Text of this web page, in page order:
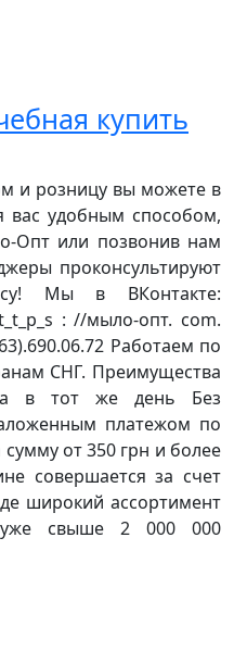
купить
и розницу вы можете в
удобным способом,
Опт или позвонив нам
проконсультируют
Мы в ВКонтакте:
: //мыло-опт. com.
Работаем по
СНГ. Преимущества
в тот же день Без
платежом по
от 350 грн и более
совершается за счет
широкий ассортимент
свыше 2 000 000